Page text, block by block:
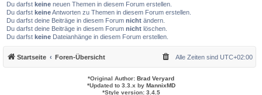
Du darfst keine neuen Themen in diesem Forum erstellen.
Du darfst keineAntworten zu Themen in diesem Forum erstellen.
Du darfst deine Beiträge in diesem Forum nicht ändern.
Du darfst deine Beiträge in diesem Forum nicht löschen.
Du darfst keine Dateianhänge in diesem Forum erstellen.
Startseite Foren-Übersicht Alle Zeiten sind UTC+02:00
*Original Author: Brad Veryard
*Updated to 3.3.x by MannixMD
*Style version: 3.4.5